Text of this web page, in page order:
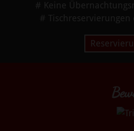
# Keine
# Tischreservierungen